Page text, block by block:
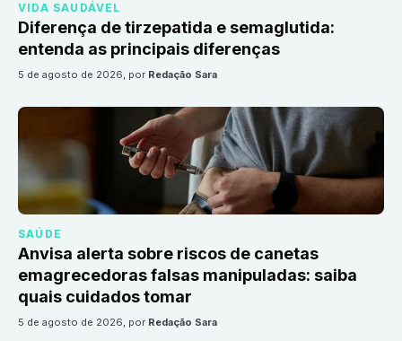
VIDA SAUDÁVEL
Diferença de tirzepatida e semaglutida:
entenda as principais diferenças
5 de agosto de 2026, por Redação Sara
SAÚDE
Anvisa alerta sobre riscos de canetas
emagrecedoras falsas manipuladas: saiba
quais cuidados tomar
5 de agosto de 2026, por Redação Sara